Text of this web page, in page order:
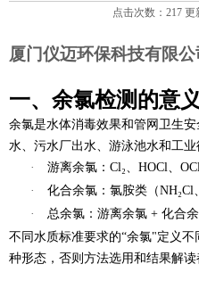
点击次数：217 更
厦门仪迈环保科技有限公
一、余氯检测的意
余氯是水体消毒效果和管网卫生
水、污水厂出水、游泳池水和工业
·
游离余氯 ：Cl₂、HOCl、
·
化合余氯 ：氯胺类（NH₂Cl
·
总余氯 ：游离余氯 + 化合
不同水质标准要求的“余氯"定义
种形态，否则方法选用和结果解读